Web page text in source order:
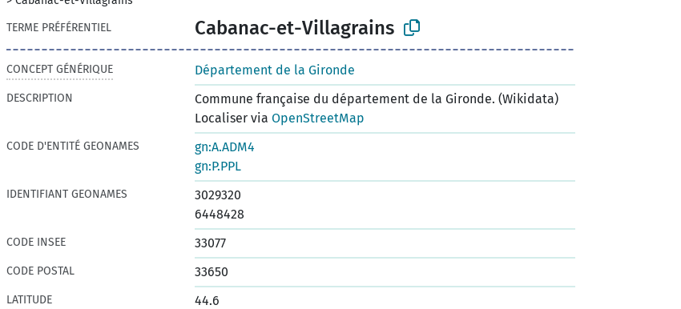
TERME PRÉFÉRENTIEL
Cabanac-et-Villagrains
CONCEPT GÉNÉRIQUE Département de la Gironde
DESCRIPTION
Commune française du département de la Gironde. (Wikidata)
Localiser via OpenStreetMap
CODE D'ENTITÉ GEONAMES
gn:A.ADM4
gn:P.PPL
IDENTIFIANT GEONAMES
3029320
6448428
CODE INSEE 33077
CODE POSTAL 33650
LATITUDE 44.6